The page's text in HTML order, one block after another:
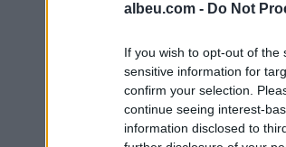
albeu.com - Do Not
If you wish to opt-out of
sensitive information for
confirm your selection.
continue seeing interest-
information disclosed to